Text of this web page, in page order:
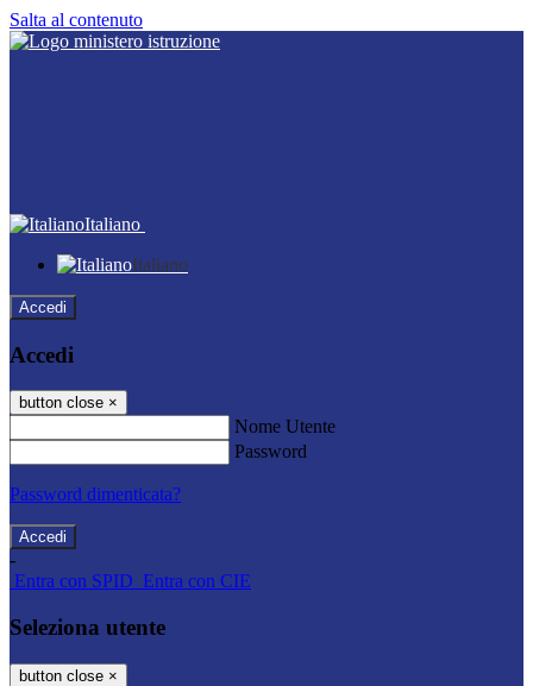
Salta al contenuto
Italiano
Italiano
Accedi
Accedi
button close ×
Nome Utente
Password
Password dimenticata?
-
Entra con SPID Entra con CIE
Seleziona utente
button close ×